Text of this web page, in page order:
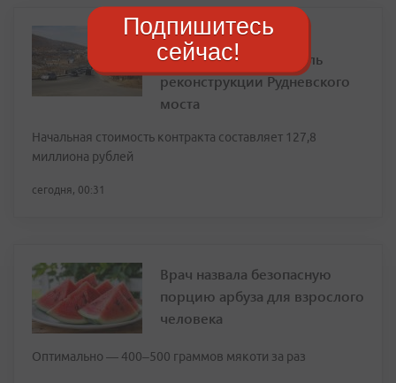
Объявлен аукцион на
строительный контроль
реконструкции Рудневского
моста
Начальная стоимость контракта составляет 127,8
миллиона рублей
сегодня, 00:31
Врач назвала безопасную
порцию арбуза для взрослого
человека
Оптимально — 400–500 граммов мякоти за раз
Подпишитесь
сейчас!